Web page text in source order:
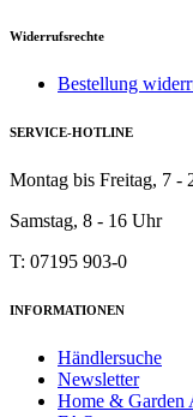
Widerrufsrechte
Bestellung
SERVICE-HOTLINE
Montag bis Freitag, 7 -
Samstag, 8 - 16 Uhr
T: 07195 903-0
INFORMATIONEN
Händlersuche
Newsletter
Home & Garden